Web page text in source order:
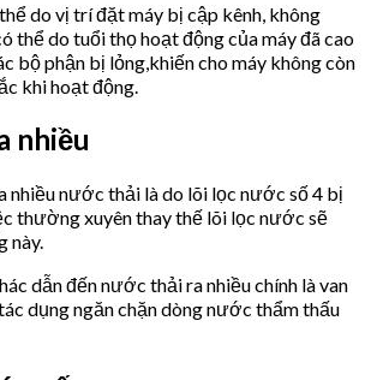
do vị trí đặt máy bị cập kênh, không
thể do tuổi thọ hoạt động của máy đã cao
bộ phận bị lỏng,khiến cho máy không còn
khi hoạt động.
nhiều
nhiều nước thải là do lõi lọc nước số 4 bị
thường xuyên thay thế lõi lọc nước sẽ
này.
dẫn đến nước thải ra nhiều chính là van
dụng ngăn chặn dòng nước thẩm thấu